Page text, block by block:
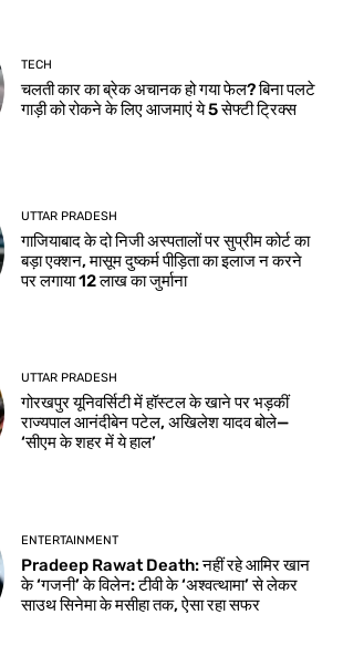
TECH
चलती कार का ब्रेक अचानक हो गया फेल? बिना पलटे
गाड़ी को रोकने के लिए आजमाएं ये 5 सेफ्टी ट्रिक्स
UTTAR PRADESH
गाजियाबाद के दो निजी अस्पतालों पर सुप्रीम कोर्ट का
बड़ा एक्शन, मासूम दुष्कर्म पीड़िता का इलाज न करने
पर लगाया 12 लाख का जुर्माना
UTTAR PRADESH
गोरखपुर यूनिवर्सिटी में हॉस्टल के खाने पर भड़कीं
राज्यपाल आनंदीबेन पटेल, अखिलेश यादव बोले—
‘सीएम के शहर में ये हाल’
ENTERTAINMENT
Pradeep Rawat Death: नहीं रहे आमिर खान
के ‘गजनी’ के विलेन: टीवी के ‘अश्वत्थामा’ से लेकर
साउथ सिनेमा के मसीहा तक, ऐसा रहा सफर